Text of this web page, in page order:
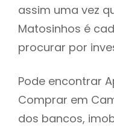
assim uma vez
Matosinhos é
procurar por
Pode encontrar
Comprar em
dos bancos,